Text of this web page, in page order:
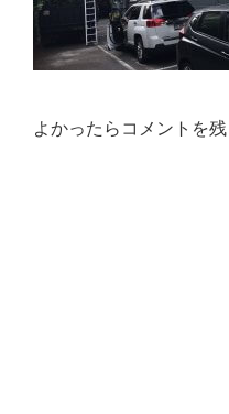
よかったらコメントを残